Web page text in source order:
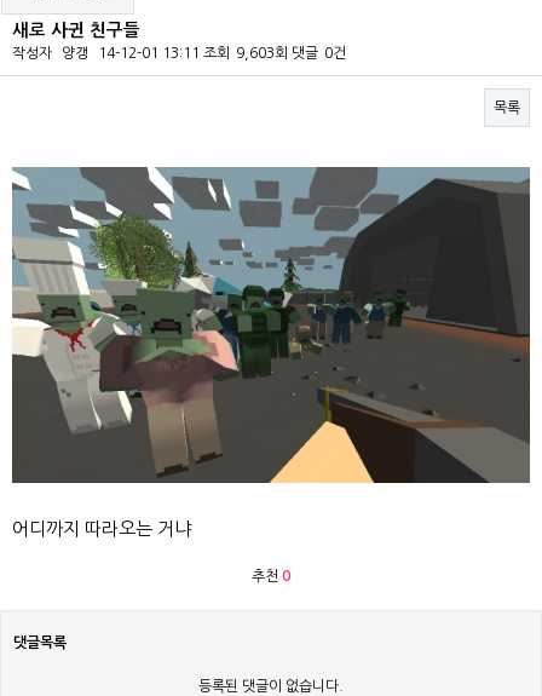
새로 사귄 친구들
작성자 양갱 14-12-01 13:11 조회 9,603회 댓글 0건
목록
어디까지 따라오는 거냐
추천 0
댓글목록
등록된 댓글이 없습니다.